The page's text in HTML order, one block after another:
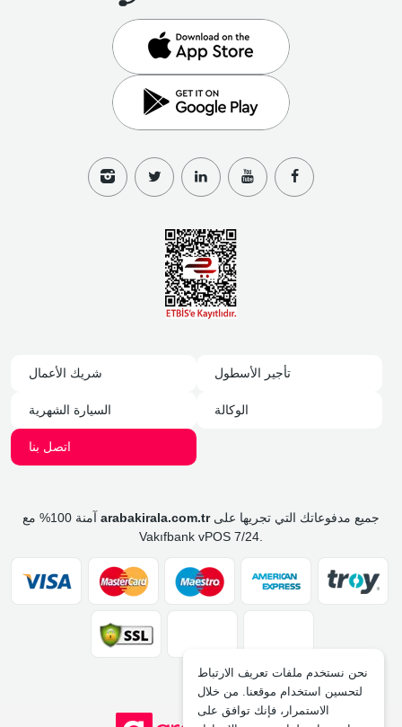
شريك الأعمال تأجير الأسطول
السيارة الشهرية الوكالة
اتصل بنا
جميع مدفوعاتك التي تجريها علىarabakirala.com.tr
آمنة 100% مع
Vakıfbank vPOS 7/24.
نحن نستخدم ملفات تعريف الارتباط
لتحسين استخدام موقعنا. من خلال
الاستمرار، فإنك توافق على